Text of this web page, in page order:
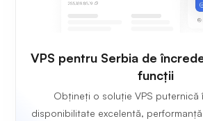
VPS pentru Serbia de
funcții
Obțineți o soluție VPS puternică
disponibilitate excelentă,